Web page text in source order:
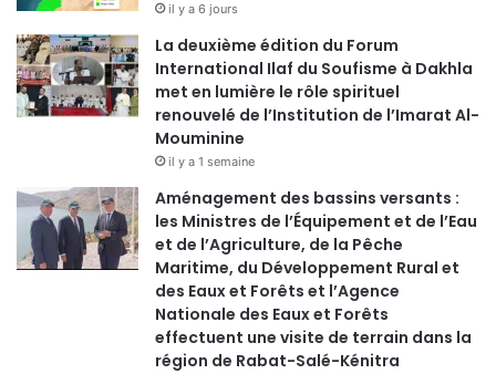
il y a 6 jours
La deuxième édition du Forum
International Ilaf du Soufisme à Dakhla
met en lumière le rôle spirituel
renouvelé de l’Institution de l’Imarat Al-
Mouminine
il y a 1 semaine
Aménagement des bassins versants :
les Ministres de l’Équipement et de l’Eau
et de l’Agriculture, de la Pêche
Maritime, du Développement Rural et
des Eaux et Forêts et l’Agence
Nationale des Eaux et Forêts
effectuent une visite de terrain dans la
région de Rabat-Salé-Kénitra